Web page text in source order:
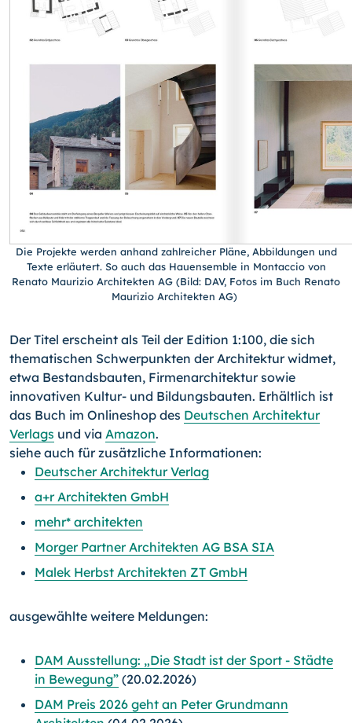
Die Projekte werden anhand zahlreicher Pläne, Abbildungen und
Texte erläutert. So auch das Hauensemble in Montaccio von
Renato Maurizio Architekten AG (Bild: DAV, Fotos im Buch Renato
Maurizio Architekten AG)
Der Titel erscheint als Teil der Edition 1:100, die sich
thematischen Schwerpunkten der Architektur widmet,
etwa Bestandsbauten, Firmenarchitektur sowie
innovativen Kultur- und Bildungsbauten. Erhältlich ist
das Buch im Onlineshop des Deutschen Architektur
Verlags und via Amazon.
siehe auch für zusätzliche Informationen:
Deutscher Architektur Verlag
a+r Architekten GmbH
mehr* architekten
Morger Partner Architekten AG BSA SIA
Malek Herbst Architekten ZT GmbH
ausgewählte weitere Meldungen:
DAM Ausstellung: „Die Stadt ist der Sport - Städte
in Bewegung” (20.02.2026)
DAM Preis 2026 geht an Peter Grundmann